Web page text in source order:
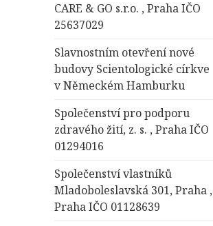
v
á
í
CARE & GO s.r.o. , Praha IČO
25637029
Slavnostním otevření nové
budovy Scientologické církve
v Německém Hamburku
Společenství pro podporu
zdravého žití, z. s. , Praha IČO
01294016
Společenství vlastníků
Mladoboleslavská 301, Praha ,
Praha IČO 01128639